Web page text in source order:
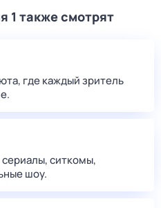
1 также смотрят
где каждый зритель
ситкомы,
шоу.